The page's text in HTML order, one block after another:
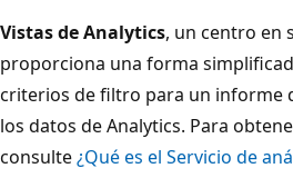
Vistas de Analytics, un centro en
proporciona una forma
criterios de filtro para un informe
los datos de Analytics. Para
consulte¿Qué es el Servicio de